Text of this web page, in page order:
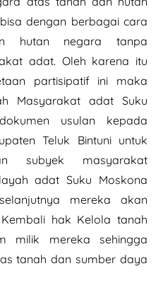
dengan berbagai cara
hutan negara tanpa
adat. Oleh karena itu
partisipatif ini maka
Masyarakat adat Suku
usulan kepada
Teluk Bintuni untuk
subyek masyarakat
adat Suku Moskona
mereka akan
hak Kelola tanah
milik mereka sehingga
tanah dan sumber daya